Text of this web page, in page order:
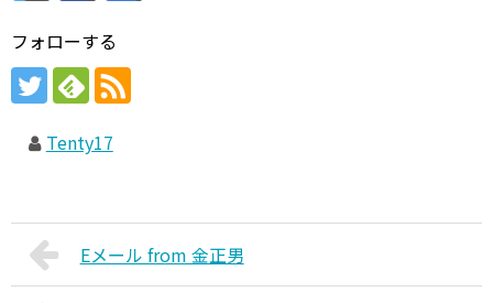
フォローする
Tenty17
Eメール from 金正男